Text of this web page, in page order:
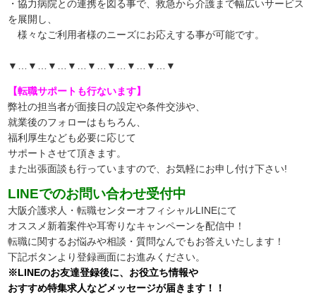
・協力病院との連携を図る事で、救急から介護まで幅広いサービス
を展開し、
様々なご利用者様のニーズにお応えする事が可能です。
▼…▼…▼…▼…▼…▼…▼…▼…▼
【転職サポートも行ないます】
弊社の担当者が面接日の設定や条件交渉や、
就業後のフォローはもちろん、
福利厚生なども必要に応じて
サポートさせて頂きます。
また出張面談も行っていますので、 お気軽にお申し付け下さい!
LINEでのお問い合わせ受付中
大阪介護求人・転職センターオフィシャルLINEにて
オススメ新着案件や耳寄りなキャンペーンを配信中！
転職に関するお悩みや相談・質問なんでもお答えいたします！
下記ボタンより登録画面にお進みください。
※LINEのお友達登録後に、お役立ち情報や
おすすめ特集求人などメッセージが届きます！！